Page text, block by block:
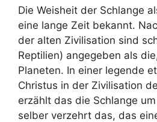
Die Weisheit der Schlange
eine lange Zeit bekannt.
der alten Zivilisation sind
Reptilien) angegeben als
Planeten. In einer legende
Christus in der Zivilisation
erzählt das die Schlange
selber verzehrt das, das